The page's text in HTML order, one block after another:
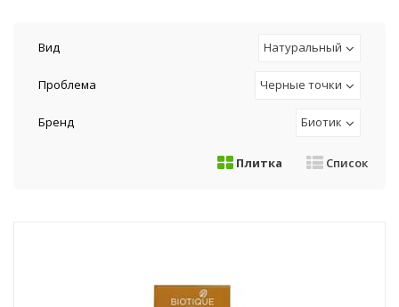
Вид Натуральный
Проблема Черные точки
Бренд Биотик
Плитка Список